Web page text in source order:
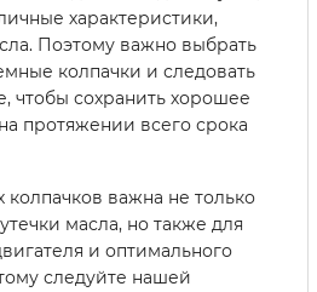
характеристики,
Поэтому важно выбрать
колпачки и следовать
чтобы сохранить хорошее
протяжении всего срока
важна не только
масла, но также для
и оптимального
следуйте нашей